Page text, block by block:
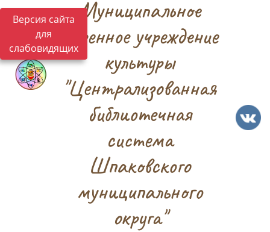
Версия сайта
для
слабовидящих
Муниципальное
казенное учреждение
культуры
"Централизованная
библиотечная
система
Шпаковского
муниципального
округа"